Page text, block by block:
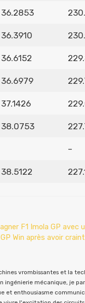
–
F1 Imola GP avec
Win après avoir
vrombissantes et la
ingénierie mécanique, je
et enthousiasme